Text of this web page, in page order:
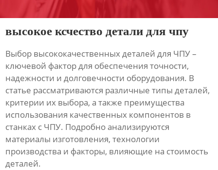
высокое ксчество детали для чпу
Выбор высококачественных деталей для ЧПУ–
ключевой фактор для обеспечения точности,
надежности и долговечности оборудования. В
статье рассматриваются различные типы деталей,
критерии их выбора, а также преимущества
использования качественных компонентов в
станках с ЧПУ. Подробно анализируются
материалы изготовления, технологии
производства и факторы, влияющие на стоимость
деталей.